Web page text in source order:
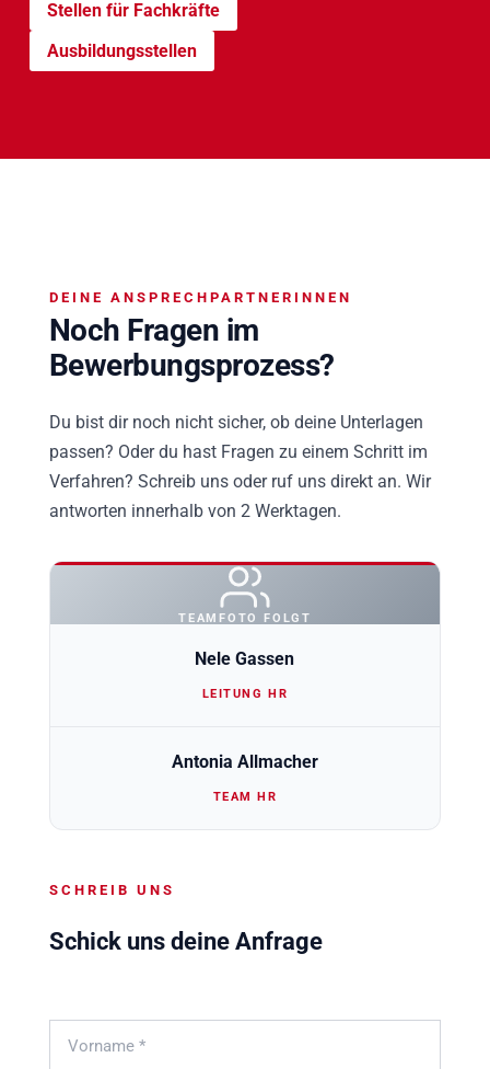
Stellen für Fachkräfte
Ausbildungsstellen
DEINE ANSPRECHPARTNERINNEN
Noch Fragen im
Bewerbungsprozess?
Du bist dir noch nicht sicher, ob deine Unterlagen
passen? Oder du hast Fragen zu einem Schritt im
Verfahren? Schreib uns oder ruf uns direkt an. Wir
antworten innerhalb von 2 Werktagen.
TEAMFOTO FOLGT
Nele Gassen
LEITUNG HR
Antonia Allmacher
TEAM HR
SCHREIB UNS
Schick uns deine Anfrage